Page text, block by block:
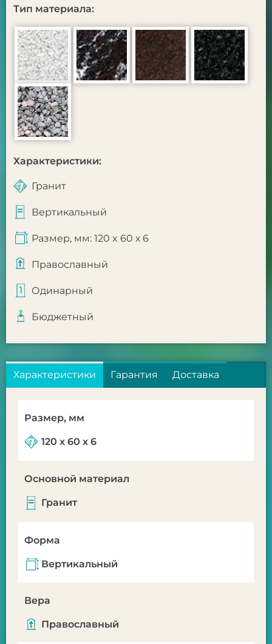
Тип материала:
Характеристики:
Гранит
Вертикальный
Размер, мм: 120 x 60 х 6
Православный
Одинарный
Бюджетный
Характеристики Гарантия Доставка
Размер, мм
120 x 60 х 6
Основной материал
Гранит
Форма
Вертикальный
Вера
Православный